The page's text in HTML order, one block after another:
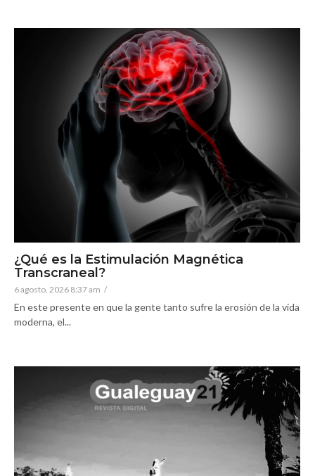
¿Qué es la Estimulación Magnética
Transcraneal?
6 agosto, 2026 8:37 am /
En este presente en que la gente tanto sufre la erosión de la vida
moderna, el...